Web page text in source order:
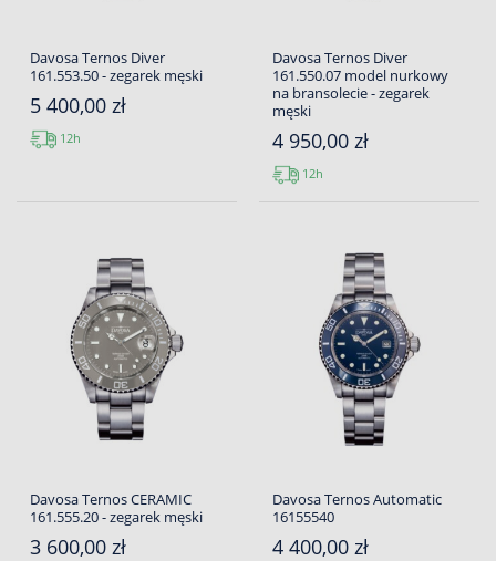
Davosa Ternos Diver
161.553.50 - zegarek męski
5 400,00 zł
12h
Davosa Ternos Diver
161.550.07 model nurkowy
na bransolecie - zegarek
męski
4 950,00 zł
12h
Davosa Ternos CERAMIC
161.555.20 - zegarek męski
3 600,00 zł
Davosa Ternos Automatic
16155540
4 400,00 zł